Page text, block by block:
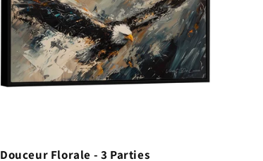
Douceur Florale - 3 Parties